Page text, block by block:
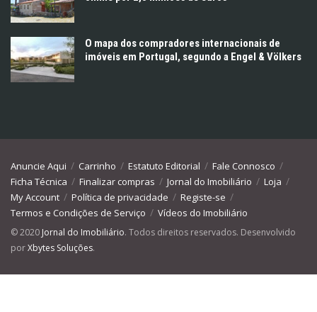
O mapa dos compradores internacionais de
imóveis em Portugal, segundo a Engel & Völkers
Anuncie Aqui Carrinho Estatuto Editorial
Fale Connosco
Ficha Técnica
Finalizar compras Jornal do Imobiliário
Loja
My Account
Política de privacidade
Registe-se
Termos e Condições de Serviço
Vídeos do Imobiliário
© 2020 Jornal do Imobiliário. Todos direitos reservados. Desenvolvido
porXbytes Soluções.